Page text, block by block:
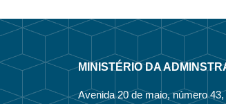
MINISTÉRIO DA
Avenida 20 de maio, número